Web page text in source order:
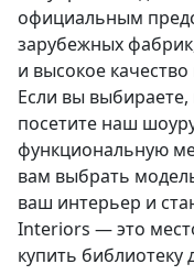
официальным
зарубежных
и высокое
Если вы выбираете,
посетите наш
функциональную
вам выбрать
ваш интерьер и
Interiors — это
купить библиотеку